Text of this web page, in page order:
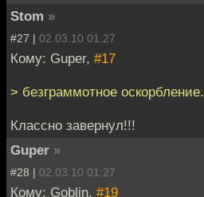
Stom »
#27 | 02.03.10 01:27
Кому: Guper, #17
> безграммотное оскорбление.
Классно завернул!!!
Guper »
#28 | 02.03.10 01:27
Кому: Goblin, #19